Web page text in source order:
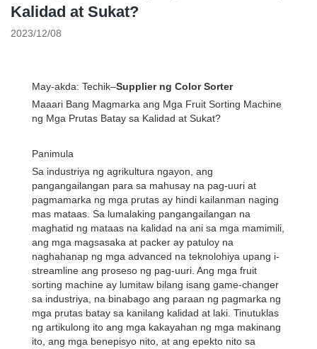
Kalidad at Sukat?
2023/12/08
May-akda: Techik–Supplier ng Color Sorter
Maaari Bang Magmarka ang Mga Fruit Sorting Machine
ng Mga Prutas Batay sa Kalidad at Sukat?
Panimula
Sa industriya ng agrikultura ngayon, ang
pangangailangan para sa mahusay na pag-uuri at
pagmamarka ng mga prutas ay hindi kailanman naging
mas mataas. Sa lumalaking pangangailangan na
maghatid ng mataas na kalidad na ani sa mga mamimili,
ang mga magsasaka at packer ay patuloy na
naghahanap ng mga advanced na teknolohiya upang i-
streamline ang proseso ng pag-uuri. Ang mga fruit
sorting machine ay lumitaw bilang isang game-changer
sa industriya, na binabago ang paraan ng pagmarka ng
mga prutas batay sa kanilang kalidad at laki. Tinutuklas
ng artikulong ito ang mga kakayahan ng mga makinang
ito, ang mga benepisyo nito, at ang epekto nito sa